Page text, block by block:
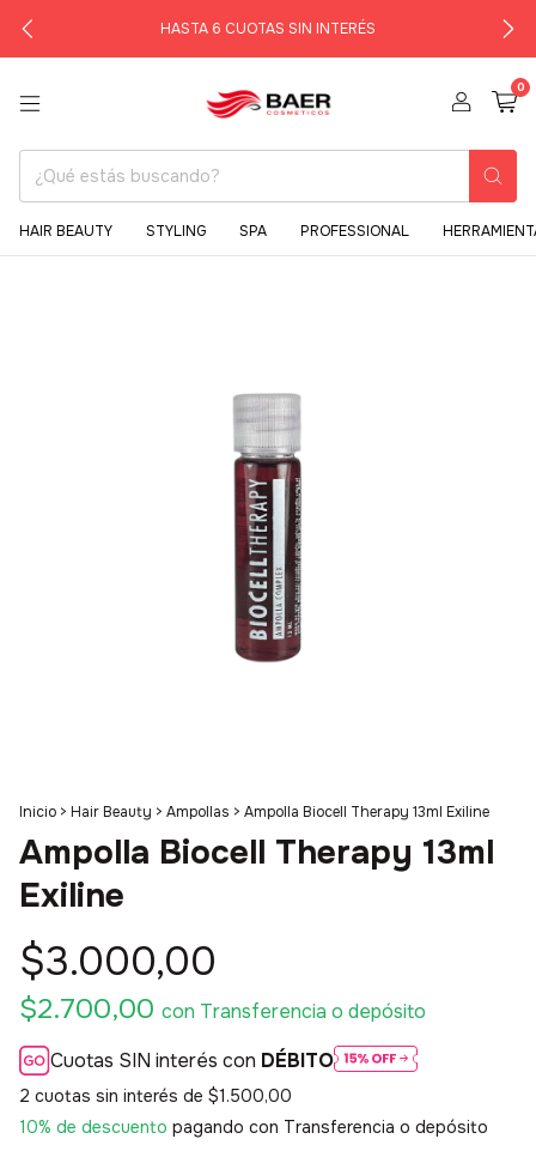
HASTA 6 CUOTAS SIN INTERÉS
0
HAIR BEAUTY STYLING SPA PROFESSIONAL
Inicio > Hair Beauty > Ampollas > Ampolla Biocell Therapy 13ml Exiline
Ampolla Biocell Therapy 13ml
Exiline
$3.000,00
$2.700,00 con Transferencia o depósito
Cuotas SIN interés con DÉBITO
2 cuotas sin interés de $1.500,00
10% de descuento pagando con Transferencia o depósito